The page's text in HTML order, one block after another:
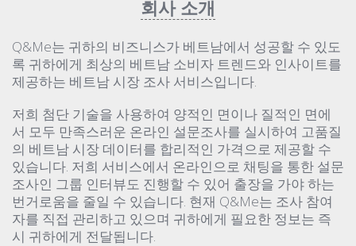
회사 소개
Q&Me는 귀하의 비즈니스가 베트남에서 성공할 수 있도
록 귀하에게 최상의 베트남 소비자 트렌드와 인사이트를
제공하는 베트남 시장 조사 서비스입니다.
저희 첨단 기술을 사용하여 양적인 면이나 질적인 면에
서 모두 만족스러운 온라인 설문조사를 실시하여 고품질
의 베트남 시장 데이터를 합리적인 가격으로 제공할 수
있습니다. 저희 서비스에서 온라인으로 채팅을 통한 설문
조사인 그룹 인터뷰도 진행할 수 있어 출장을 가야 하는
번거로움을 줄일 수 있습니다. 현재 Q&Me는 조사 참여
자를 직접 관리하고 있으며 귀하에게 필요한 정보는 즉
시 귀하에게 전달됩니다.